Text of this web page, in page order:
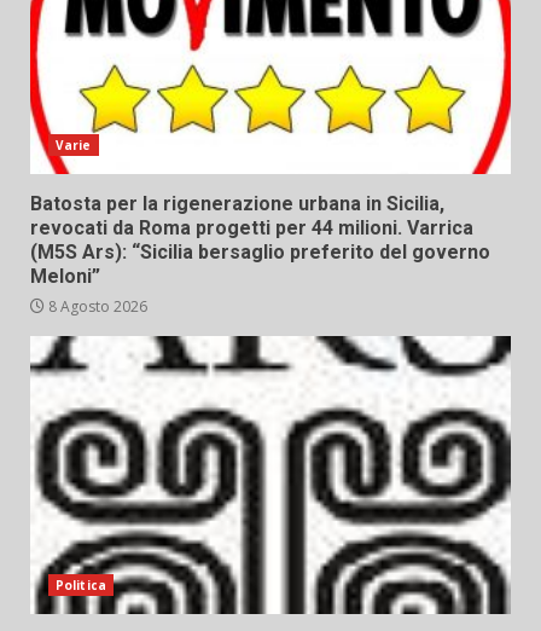
Varie
Batosta per la rigenerazione urbana in Sicilia,
revocati da Roma progetti per 44 milioni. Varrica
(M5S Ars): “Sicilia bersaglio preferito del governo
Meloni”
8 Agosto 2026
Politica